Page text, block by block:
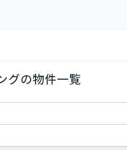
グの物件一覧